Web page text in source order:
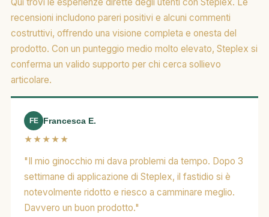
recensioni includono pareri positivi e alcuni commenti
costruttivi, offrendo una visione completa e onesta del
prodotto. Con un punteggio medio molto elevato, Steplex si
conferma un valido supporto per chi cerca sollievo
articolare.
FE
Francesca E.
★★★★★
"Il mio ginocchio mi dava problemi da tempo. Dopo 3
settimane di applicazione di Steplex, il fastidio si è
notevolmente ridotto e riesco a camminare meglio.
Davvero un buon prodotto."